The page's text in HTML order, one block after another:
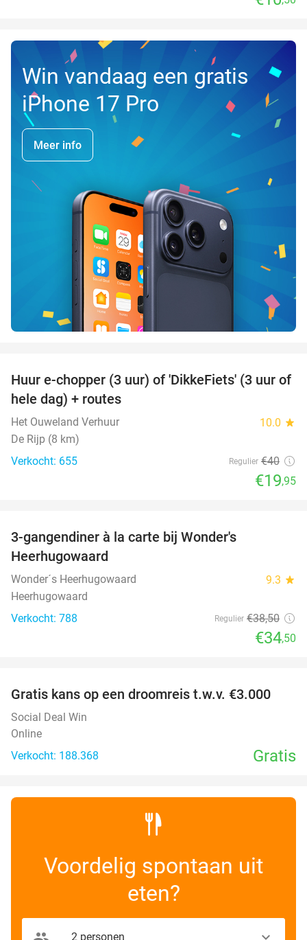
Win vandaag een gratis
iPhone 17 Pro
Meer info
50%
Huur e-chopper (3 uur) of 'DikkeFiets' (3 uur of
hele dag) + routes
Het Ouweland Verhuur 10.0 star
De Rijp (8 km)
Verkocht: 655
Regulier €40
€19,95
3-gangendiner à la carte bij Wonder's
Heerhugowaard
Wonder´s Heerhugowaard 9.3 star
Heerhugowaard
Verkocht: 788
Regulier €38,50
€34,50
Gratis kans op een droomreis t.w.v. €3.000
Social Deal Win
Online
Verkocht: 188.368
Gratis
Voordelig spontaan uit
eten?